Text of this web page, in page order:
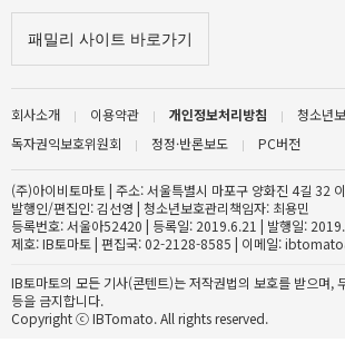
회사소개 이용약관 개인정보처리방침
청소년
독자권익보호위원회
정정·반론보도 PC버전
(주)아이비토마토 | 주소: 서울특별시 마포구 양화진 4길 32
발행인/편집인: 김선영 | 청소년보호관리책임자: 최용민
등록번호: 서울아52420 | 등록일: 2019.6.21 | 발행일:
제호: IB토마토 | 편집국: 02-2128-8585 | 이메일:
IB토마토의 모든 기사(콘텐트)는 저작권법의 보호를 받으며,
등을 금지합니다.
Copyright ⓒ IBTomato. All rights reserved.